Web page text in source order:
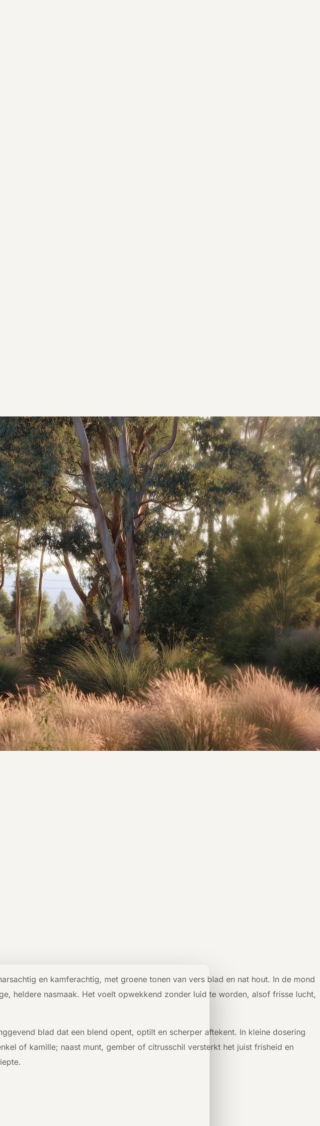
en kamferachtig, met groene tonen van vers blad en nat hout. In de mond
heldere nasmaak. Het voelt opwekkend zonder luid te worden, alsof frisse lucht,
blad dat een blend opent, optilt en scherper aftekent. In kleine dosering
of kamille; naast munt, gember of citrusschil versterkt het juist frisheid en